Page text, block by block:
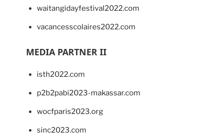
waitangidayfestival2022.com
vacancesscolaires2022.com
MEDIA PARTNER II
isth2022.com
p2b2pabi2023-makassar.com
wocfparis2023.org
sinc2023.com